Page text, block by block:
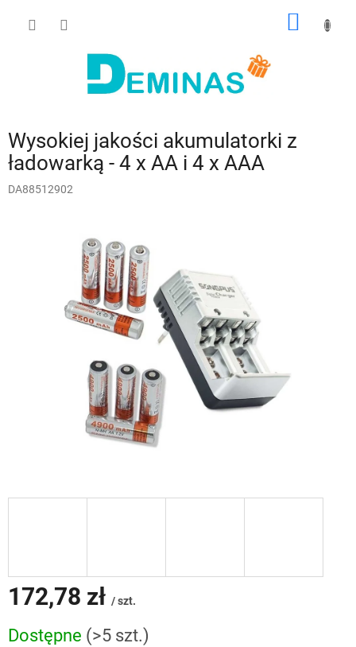
Wysokiej jakości akumulatorki z
ładowarką - 4 x AA i 4 x AAA
DA88512902
172,78 zł / szt.
jednostkowa:
Dostępne (>5 szt.)